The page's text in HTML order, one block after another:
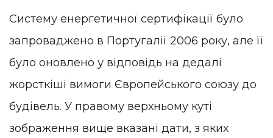
Систему енергетичної сертифікації було
запроваджено в Португалії 2006 року, але її
було оновлено у відповідь на дедалі
жорсткіші вимоги Європейського союзу до
будівель. У правому верхньому куті
зображення вище вказані дати, з яких